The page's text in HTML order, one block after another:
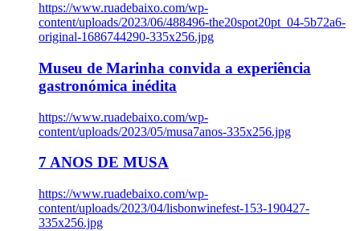
https://www.ruadebaixo.com/wp-
content/uploads/2023/06/488496-the20spot20pt_04-5b72a6-
original-1686744290-335x256.jpg
Museu de Marinha convida a experiência
gastronómica inédita
https://www.ruadebaixo.com/wp-
content/uploads/2023/05/musa7anos-335x256.jpg
7 ANOS DE MUSA
https://www.ruadebaixo.com/wp-
content/uploads/2023/04/lisbonwinefest-153-190427-
335x256.jpg